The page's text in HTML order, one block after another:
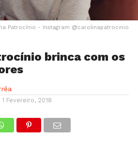
Patrocínio - Instagram @carolinapatrocinio
brinca com os
1 Fevereiro, 2018